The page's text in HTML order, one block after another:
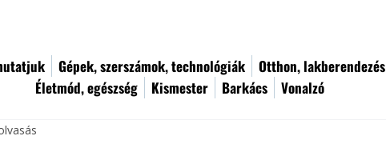
Gépek, szerszámok, technológiák Otthon, lakberendezés
Életmód, egészség
Kismester Barkács Vonalzó